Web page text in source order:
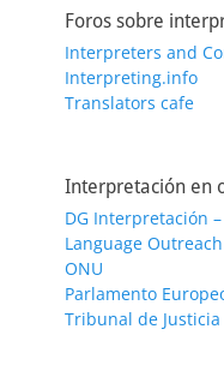
Foros sobre
Interpreters and
Interpreting.info
Translators cafe
Interpretación en
DG Interpretación –
Language
ONU
Parlamento
Tribunal de Justicia